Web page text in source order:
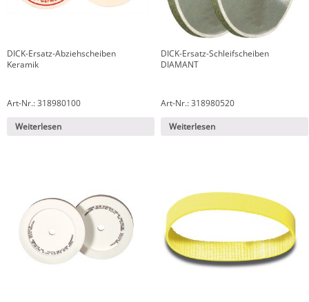
DICK-Ersatz-Abziehscheiben
Keramik
Art-Nr.: 318980100
Weiterlesen
DICK-Ersatz-Schleifscheiben
DIAMANT
Art-Nr.: 318980520
Weiterlesen